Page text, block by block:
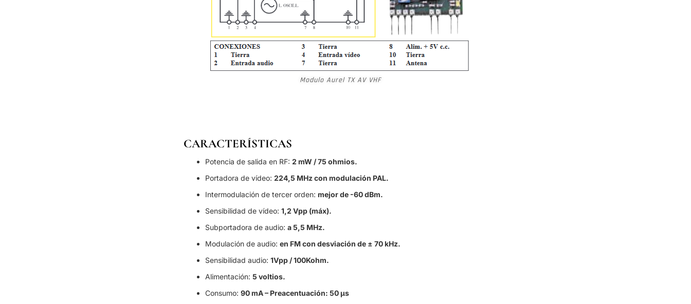
Modulo Aurel TX AV VHF
CARACTERÍSTICAS
Potencia de salida en RF: 2 mW / 75 ohmios.
Portadora de vídeo: 224,5 MHz con modulación PAL.
Intermodulación de tercer orden: mejor de -60 dBm.
Sensibilidad de vídeo: 1,2 Vpp (máx).
Subportadora de audio: a 5,5 MHz.
Modulación de audio: en FM con desviación de ± 70 kHz.
Sensibilidad audio: 1Vpp / 100Kohm.
Alimentación: 5 voltios.
Consumo: 90 mA – Preacentuación: 50 μs